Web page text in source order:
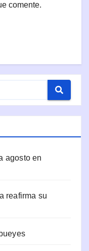
comente.
agosto en
reafirma su